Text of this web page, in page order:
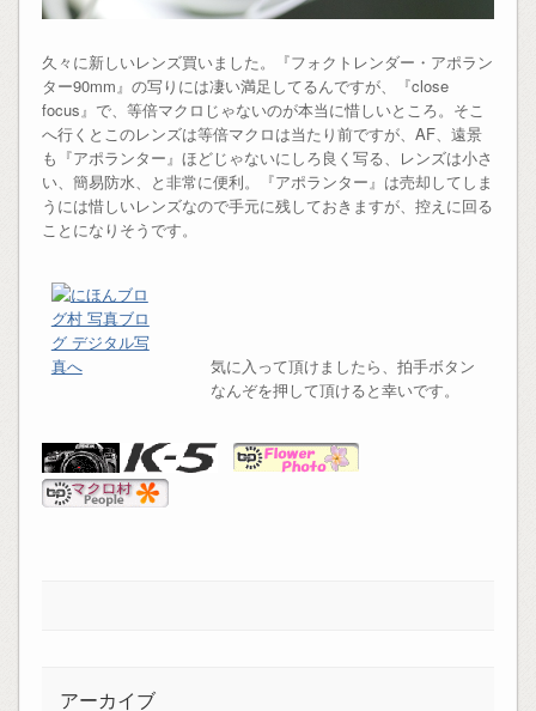
久々に新しいレンズ買いました。『フォクトレンダー・アポラン
ター90mm』の写りには凄い満足してるんですが、『close
focus』で、等倍マクロじゃないのが本当に惜しいところ。そこ
へ行くとこのレンズは等倍マクロは当たり前ですが、AF、遠景
も『アポランター』ほどじゃないにしろ良く写る、レンズは小さ
い、簡易防水、と非常に便利。『アポランター』は売却してしま
うには惜しいレンズなので手元に残しておきますが、控えに回る
ことになりそうです。
気に入って頂けましたら、拍手ボタン
なんぞを押して頂けると幸いです。
アーカイブ